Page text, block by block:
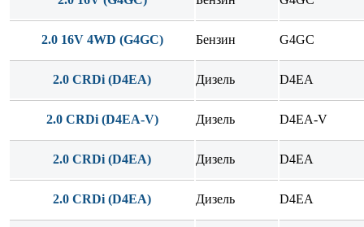
2.0 16V 4WD (G4GC) Бензин G4GC
2.0 CRDi (D4EA) Дизель D4EA
2.0 CRDi (D4EA-V) Дизель D4EA-V
2.0 CRDi (D4EA) Дизель D4EA
2.0 CRDi (D4EA) Дизель D4EA